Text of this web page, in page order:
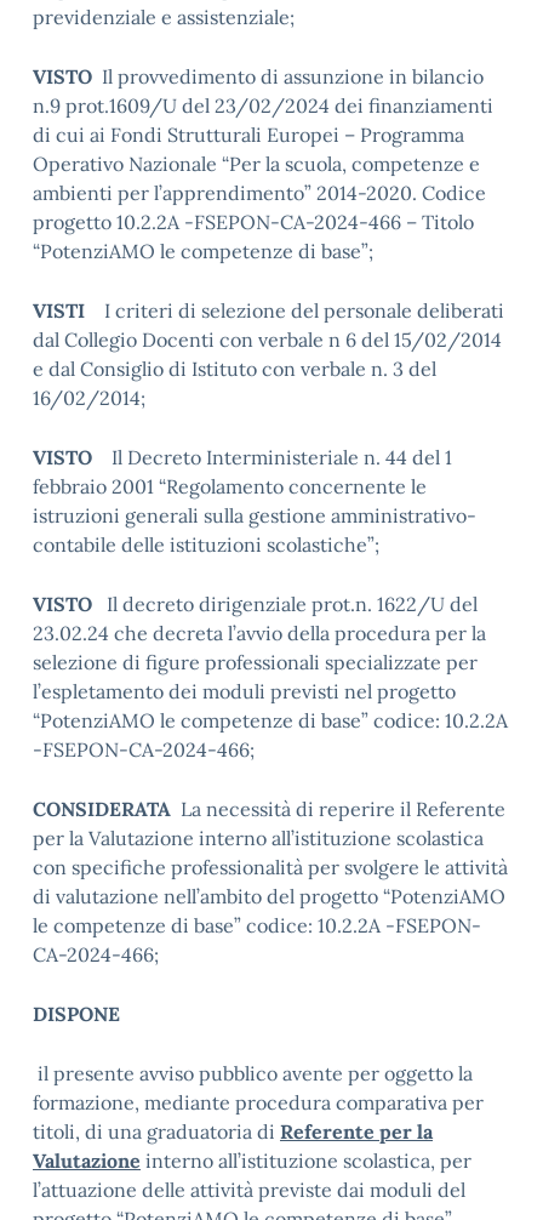
previdenziale e assistenziale;
VISTO Il provvedimento di assunzione in bilancio
n.9 prot.1609/U del 23/02/2024 dei finanziamenti
di cui ai Fondi Strutturali Europei – Programma
Operativo Nazionale “Per la scuola, competenze e
ambienti per l’apprendimento” 2014-2020. Codice
progetto 10.2.2A -FSEPON-CA-2024-466 – Titolo
“PotenziAMO le competenze di base”;
VISTI I criteri di selezione del personale deliberati
dal Collegio Docenti con verbale n 6 del 15/02/2014
e dal Consiglio di Istituto con verbale n. 3 del
16/02/2014;
VISTO Il Decreto Interministeriale n. 44 del 1
febbraio 2001 “Regolamento concernente le
istruzioni generali sulla gestione amministrativo-
contabile delle istituzioni scolastiche”;
VISTO Il decreto dirigenziale prot.n. 1622/U del
23.02.24 che decreta l’avvio della procedura per la
selezione di figure professionali specializzate per
l’espletamento dei moduli previsti nel progetto
“PotenziAMO le competenze di base” codice: 10.2.2A
-FSEPON-CA-2024-466;
CONSIDERATA La necessità di reperire il Referente
per la Valutazione interno all’istituzione scolastica
con specifiche professionalità per svolgere le attività
di valutazione nell’ambito del progetto “PotenziAMO
le competenze di base” codice: 10.2.2A -FSEPON-
CA-2024-466;
DISPONE
il presente avviso pubblico avente per oggetto la
formazione, mediante procedura comparativa per
titoli, di una graduatoria di Referente per la
Valutazione interno all’istituzione scolastica, per
l’attuazione delle attività previste dai moduli del